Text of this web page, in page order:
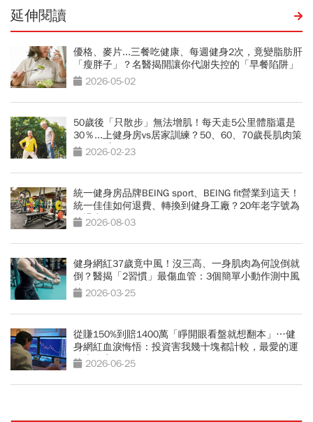
延伸閱讀
優格、麥片...三餐吃健康、每週健身2次，竟變脂肪肝
「瘦胖子」？名醫揭開讓你代謝失控的「早餐陷阱」
2026-05-02
50歲後「只散步」無法增肌！每天走5公里體脂還是
30％...上健身房vs居家訓練？50、60、70歲長肌肉策
略一次看
2026-02-23
統一健身房品牌BEING sport、BEING fit營業到這天！
統一佳佳如何退費、轉換到健身工廠？20年老字號為
何退出
2026-08-03
健身網紅37歲竟中風！沒三高、一身肌肉為何說倒就
倒？醫揭「2習慣」最傷血管：3個簡單小動作測中風
跡象2026-03-25
從賺150%到賠1400萬「睜開眼看盤就想翻本」…健
身網紅血淚悔悟：投資害我幾十塊都計較，最愛的運
動也放棄
2026-06-25